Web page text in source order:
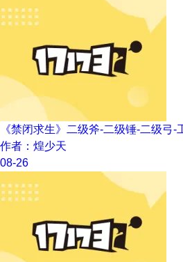
《禁闭求生》二级斧-二级锤-二级弓-
作者：煌少天
08-26